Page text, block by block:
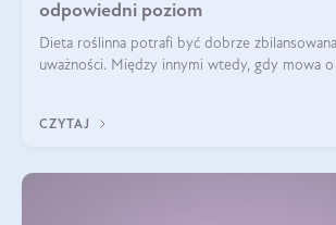
odpowiedni poziom
Dieta roślinna potrafi być dobrze
uważności. Między innymi wtedy, gdy mowa
CZYTAJ